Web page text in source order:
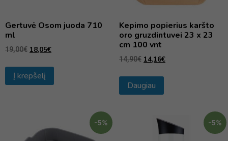
Gertuvė Osom juoda 710
ml
19,00€ 18,05€
Į krepšelį
Kepimo popierius karšto
oro gruzdintuvei 23 x 23
cm 100 vnt
14,90€ 14,16€
Daugiau
-5% -5%